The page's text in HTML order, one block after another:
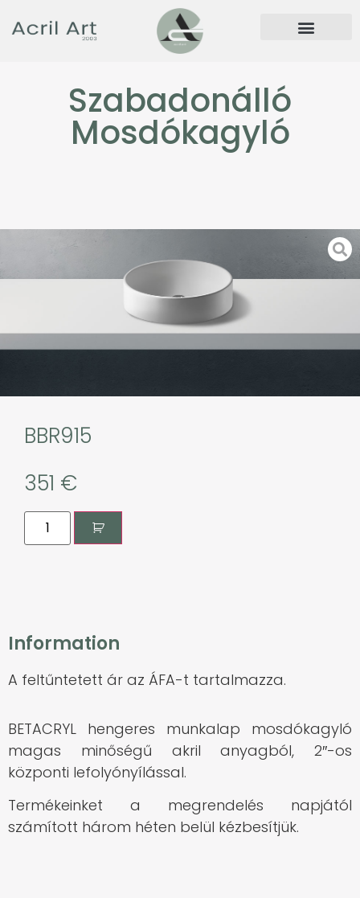
Szabadonálló
Mosdókagyló
BBR915
351 €
Information
A feltűntetett ár az ÁFA-t tartalmazza.
BETACRYL hengeres munkalap mosdókagyló
magas minőségű akril anyagból, 2″-os
központi lefolyónyílással.
Termékeinket a megrendelés napjától
számított három héten belül kézbesítjük.